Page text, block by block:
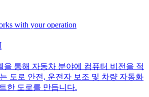
을 통해 자동차 분야에 컴퓨터 비전을 적
도로 안전, 운전자 보조 및 차량 자동화
한 도로를 만듭니다.